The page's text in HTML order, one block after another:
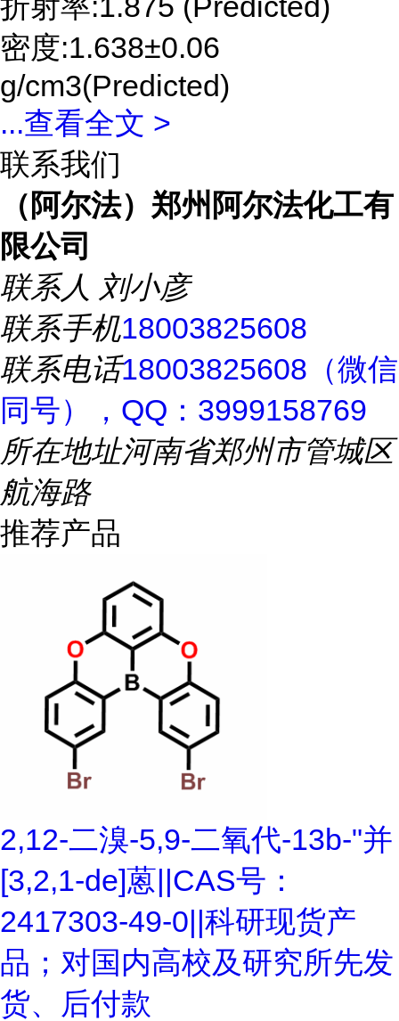
密度:1.638±0.06
g/cm3(Predicted)
...查看全文 >
联系我们
（阿尔法）郑州阿尔法化工有
限公司
联系人 刘小彦
联系手机18003825608
联系电话18003825608（微信
同号），QQ：3999158769
所在地址河南省郑州市管城区
航海路
推荐产品
2,12-二溴-5,9-二氧代-13b-"并
[3,2,1-de]蒽||CAS号：
2417303-49-0||科研现货产
品；对国内高校及研究所先发
货、后付款